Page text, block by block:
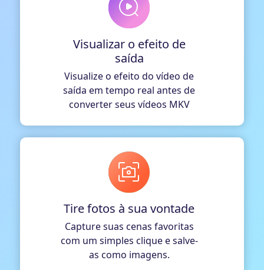
Visualizar o efeito de
saída
Visualize o efeito do vídeo de
saída em tempo real antes de
converter seus vídeos MKV
Tire fotos à sua vontade
Capture suas cenas favoritas
com um simples clique e salve-
as como imagens.